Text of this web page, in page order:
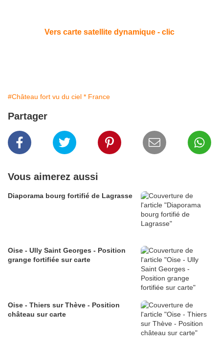
Vers carte satellite dynamique - clic
#Château fort vu du ciel * France
Partager
Vous aimerez aussi
Diaporama bourg fortifié de Lagrasse
Oise - Ully Saint Georges - Position
grange fortifiée sur carte
Oise - Thiers sur Thève - Position
château sur carte